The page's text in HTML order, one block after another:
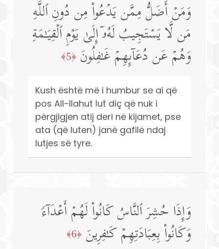
وَمَنۡ أَضَلُّ مِمَّن یَدۡعُوا۟ مِن دُونِ ٱللَّهِ
مَن لَّا یَسۡتَجِیبُ لَهُۥۤ إِلَىٰ یَوۡمِ ٱلۡقِیَـٰمَةِ
وَهُمۡ عَن دُعَاۤىِٕهِمۡ غَـٰفِلُونَ ﴿5﴾
Kush është më i humbur se ai që
pos All-llahut lut diç që nuk i
përgjigjen atij deri në kijamet, pse
ata (që luten) janë gafilë ndaj
lutjes së tyre.
وَإِذَا حُشِرَ ٱلنَّاسُ كَانُوا۟ لَهُمۡ أَعۡدَاۤءࣰ
وَكَانُوا۟ بِعِبَادَتِهِمۡ كَـٰفِرِینَ ﴿6﴾